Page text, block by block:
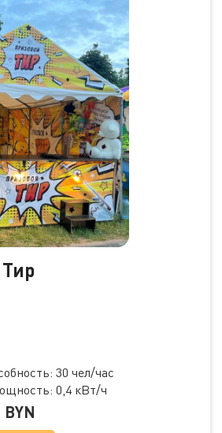
30 чел/час
0,4 кВт/ч
BYN